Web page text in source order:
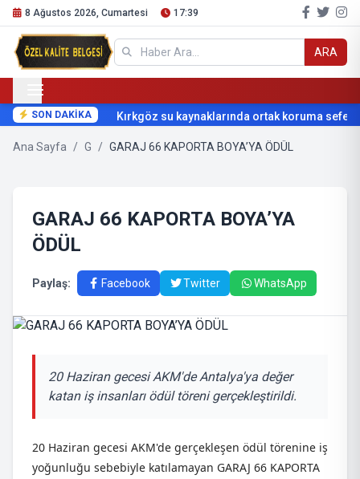
8 Ağustos 2026, Cumartesi 17:39
ARA
SON DAKİKA Kırkgöz su kaynaklarında ortak koruma
Ana Sayfa / G / GARAJ 66 KAPORTA BOYA’YA ÖDÜL
GARAJ 66 KAPORTA BOYA’YA
ÖDÜL
Paylaş: Facebook Twitter WhatsApp
20 Haziran gecesi AKM'de Antalya'ya değer
katan iş insanları ödül töreni gerçekleştirildi.
20 Haziran gecesi AKM'de gerçekleşen ödül törenine iş
yoğunluğu sebebiyle katılamayan GARAJ 66 KAPORTA